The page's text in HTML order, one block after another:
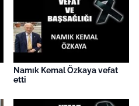
Namık Kemal Özkaya vefat
etti